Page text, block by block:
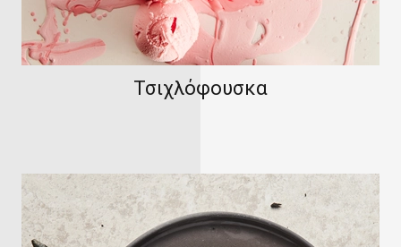
Τσιχλόφουσκα